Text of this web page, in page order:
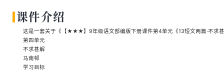
6
课件介绍
这是一套关于《【★★★】9年级语文部编版下册课件第4单元《13短文两篇·不求
第四单元
不求甚解
马南邨
学习目标